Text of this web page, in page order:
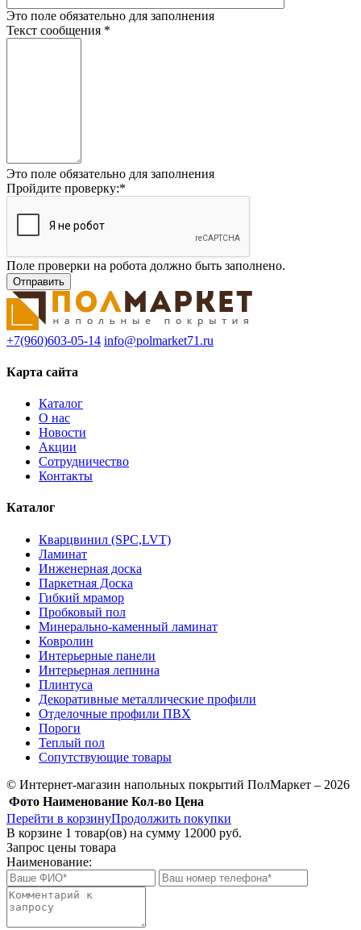
Это поле обязательно для заполнения
Текст сообщения *
Это поле обязательно для заполнения
Пройдите проверку:*
Поле проверки на робота должно быть заполнено.
+7(960)603-05-14 info@polmarket71.ru
Карта сайта
Каталог
О нас
Новости
Акции
Сотрудничество
Контакты
Каталог
Кварцвинил (SPC,LVT)
Ламинат
Инженерная доска
Паркетная Доска
Гибкий мрамор
Пробковый пол
Минерально-каменный ламинат
Ковролин
Интерьерные панели
Интерьерная лепнина
Плинтуса
Декоративные металлические профили
Отделочные профили ПВХ
Пороги
Теплый пол
Сопутствующие товары
© Интернет-магазин напольных покрытий ПолМаркет – 2026
Фото Наименование Кол-во Цена
Перейти в корзинуПродолжить покупки
В корзине 1 товар(ов) на сумму 12000 руб.
Запрос цены товара
Наименование: